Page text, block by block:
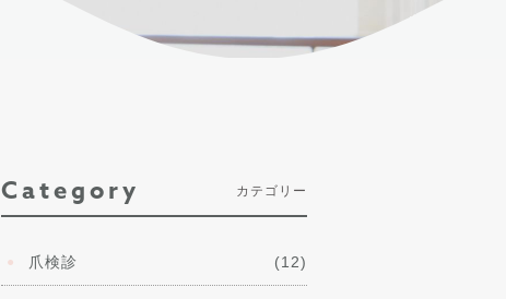
Category カテゴリー
爪検診 (12)